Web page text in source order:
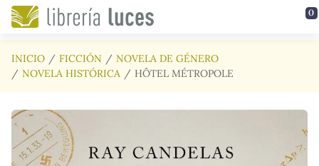
Saltar al contenido principal 0
INICIO FICCIÓN
NOVELA DE GÉNERO
NOVELA HISTÓRICA
HÔTEL MÉTROPOLE